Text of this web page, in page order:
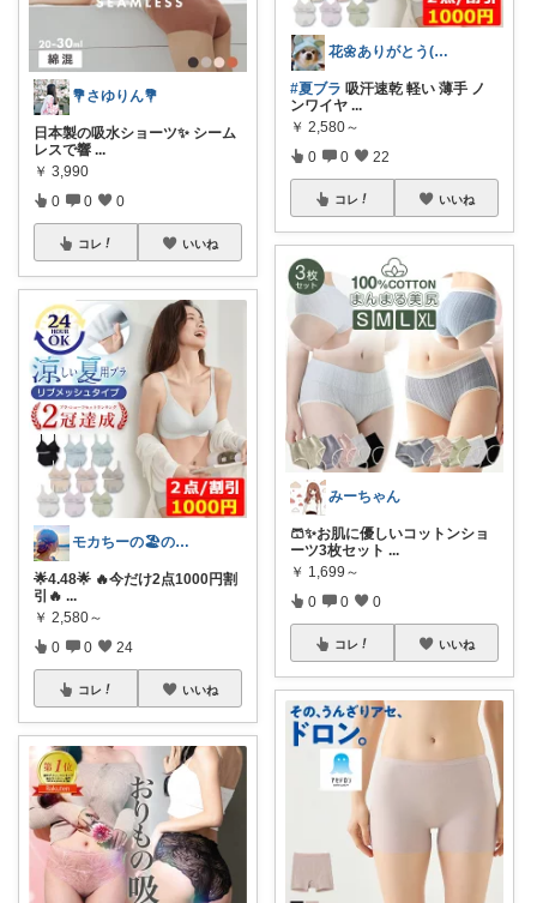
💐さゆりん💐
日本製の吸水ショーツ✨ シーム
レスで響 ...
￥ 3,990
0 0 0
コレ いいね
モカちーの🏖️のんびりライフ🐈✨
🌟4.48🌟 🔥今だけ2点1000円割
引🔥 ...
￥ 2,580～
0 0 24
コレ いいね
花🌼ありがとう(*･ω･)*_ _)ﾍ
#夏ブラ 吸汗速乾 軽い 薄手 ノ
ンワイヤ ...
￥ 2,580～
0 0 22
コレ いいね
みーちゃん
🩳✨お肌に優しいコットンショ
ーツ3枚セット ...
￥ 1,699～
0 0 0
コレ いいね